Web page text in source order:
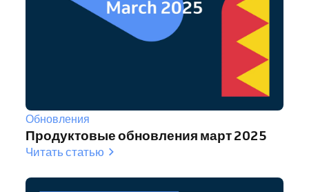
Обновления
Продуктовые обновления март 2025
Читать статью